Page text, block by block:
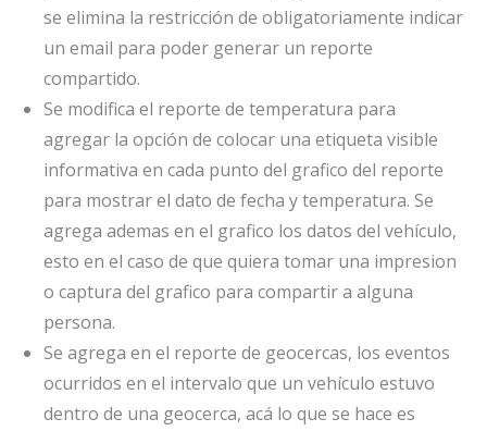
se elimina la restricción de obligatoriamente indicar
un email para poder generar un reporte
compartido.
Se modifica el reporte de temperatura para
agregar la opción de colocar una etiqueta visible
informativa en cada punto del grafico del reporte
para mostrar el dato de fecha y temperatura. Se
agrega ademas en el grafico los datos del vehículo,
esto en el caso de que quiera tomar una impresion
o captura del grafico para compartir a alguna
persona.
Se agrega en el reporte de geocercas, los eventos
ocurridos en el intervalo que un vehículo estuvo
dentro de una geocerca, acá lo que se hace es